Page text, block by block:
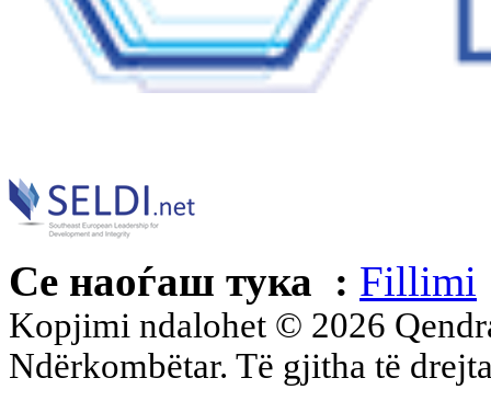
Се наоѓаш тука : Fillimi
Kopjimi ndalohet © 2026
Ndërkombëtar. Të gjitha të